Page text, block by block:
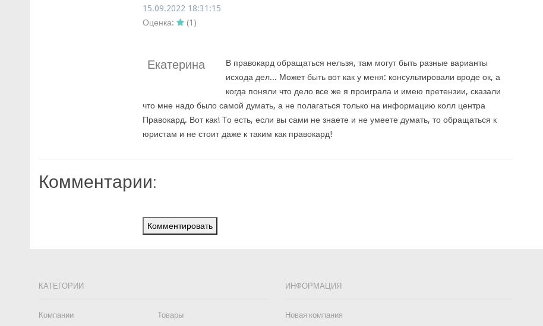
15.09.2022 18:31:15
Оценка:
(1 )
Екатерина
В правокард обращаться нельзя, там могут быть разные варианты
исхода дел... Может быть вот как у меня: консультировали вроде ок, а
когда поняли что дело все же я проиграла и имею претензии, сказали
что мне надо было самой думать, а не полагаться только на информацию колл центра
Правокард. Вот как! То есть, если вы сами не знаете и не умеете думать, то обращаться к
юристам и не стоит даже к таким как правокард!
Комментарии:
Комментировать
КАТЕГОРИИ
Компании Товары
ИНФОРМАЦИЯ
Новая компания